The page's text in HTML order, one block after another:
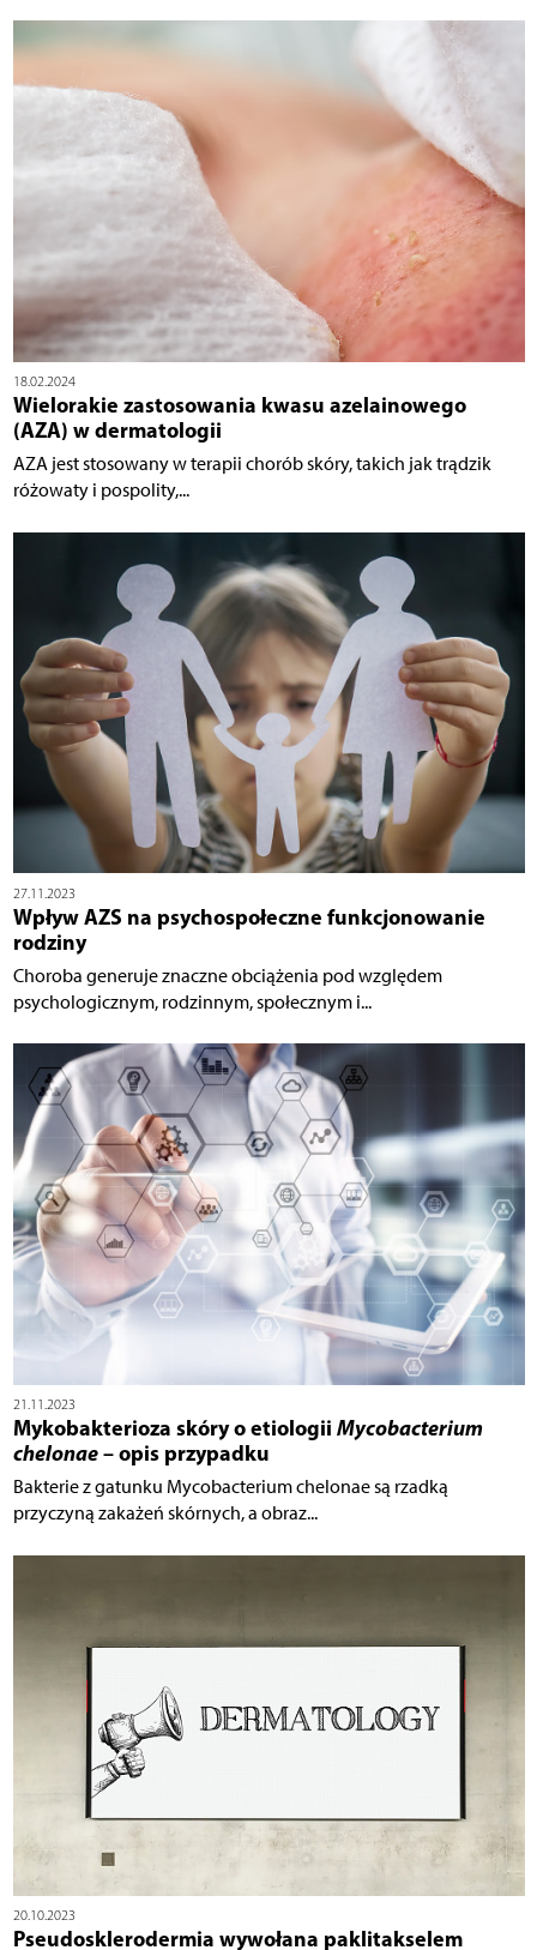
18.02.2024
Wielorakie zastosowania kwasu azelainowego
(AZA) w dermatologii
AZA jest stosowany w terapii chorób skóry, takich jak trądzik
różowaty i pospolity,...
27.11.2023
Wpływ AZS na psychospołeczne funkcjonowanie
rodziny
Choroba generuje znaczne obciążenia pod względem
psychologicznym, rodzinnym, społecznym i...
21.11.2023
Mykobakterioza skóry o etiologii Mycobacterium
chelonae– opis przypadku
Bakterie z gatunku Mycobacterium chelonae są rzadką
przyczyną zakażeń skórnych, a obraz...
20.10.2023
Pseudosklerodermia wywołana paklitakselem